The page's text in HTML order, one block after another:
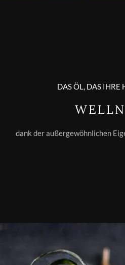
DAS ÖL, DAS IHRE
dank der außergewöhnlichen